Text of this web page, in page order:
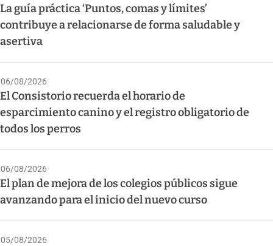
La guía práctica ‘Puntos, comas y límites’
contribuye a relacionarse de forma saludable y
asertiva
06/08/2026
El Consistorio recuerda el horario de
esparcimiento canino y el registro obligatorio de
todos los perros
06/08/2026
El plan de mejora de los colegios públicos sigue
avanzando para el inicio del nuevo curso
05/08/2026